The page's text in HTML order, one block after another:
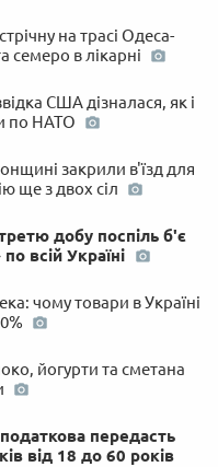
на трасі Одеса-
семеро в лікарні
США дізналася, як і
по НАТО
закрили в'їзд для
ще з двох сіл
добу поспіль б'є
всій Україні
чому товари в Україні
йогурти та сметана
передасть
від 18 до 60 років